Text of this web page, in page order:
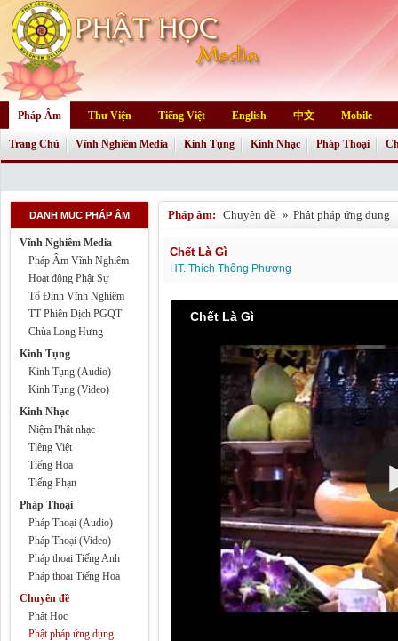
Pháp Âm Thư Viện Tiếng Việt English 中文 Mobile
Trang Chủ Vĩnh Nghiêm Media Kinh Tụng Kinh Nhạc Pháp Thoại
DANH MỤC PHÁP ÂM
Vĩnh Nghiêm Media
Pháp Âm Vĩnh Nghiêm
Hoạt động Phật Sự
Tổ Đình Vĩnh Nghiêm
TT Phiên Dịch PGQT
Chùa Long Hưng
Kinh Tụng
Kinh Tụng (Audio)
Kinh Tụng (Video)
Kinh Nhạc
Niệm Phật nhạc
Tiêng Việt
Tiếng Hoa
Tiếng Phạn
Pháp Thoại
Pháp Thoại (Audio)
Pháp Thoại (Video)
Pháp thoại Tiếng Anh
Pháp thoại Tiếng Hoa
Chuyên đề
Phật Học
Phật pháp ứng dụng
Pháp âm: Chuyên đề » Phật pháp ứng dụng
Chết Là Gì
HT. Thích Thông Phương
Chết Là Gì